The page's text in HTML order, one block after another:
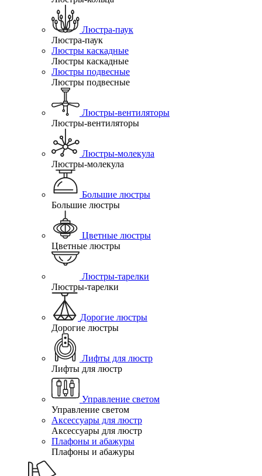
Люстра-паук
Люстра-паук
Люстры каскадные
Люстры каскадные
Люстры подвесные
Люстры подвесные
Люстры-вентиляторы
Люстры-вентиляторы
Люстры-молекула
Люстры-молекула
Большие люстры
Большие люстры
Цветные люстры
Цветные люстры
Люстры-тарелки
Люстры-тарелки
Дорогие люстры
Дорогие люстры
Лифты для люстр
Лифты для люстр
Управление светом
Управление светом
Аксессуары для люстр
Аксессуары для люстр
Плафоны и абажуры
Плафоны и абажуры